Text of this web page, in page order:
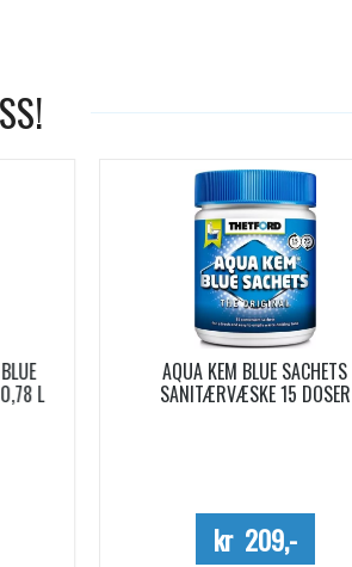
L
AQUA KEM BLUE SACHETS
SANITÆRVÆSKE 15 DOSER
kr 209,-